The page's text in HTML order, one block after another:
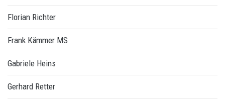
Florian Richter
Frank Kämmer MS
Gabriele Heins
Gerhard Retter